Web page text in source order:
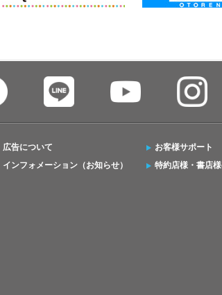
広告について
インフォメーション（お知らせ）
お客様サポート
特約店様・書店